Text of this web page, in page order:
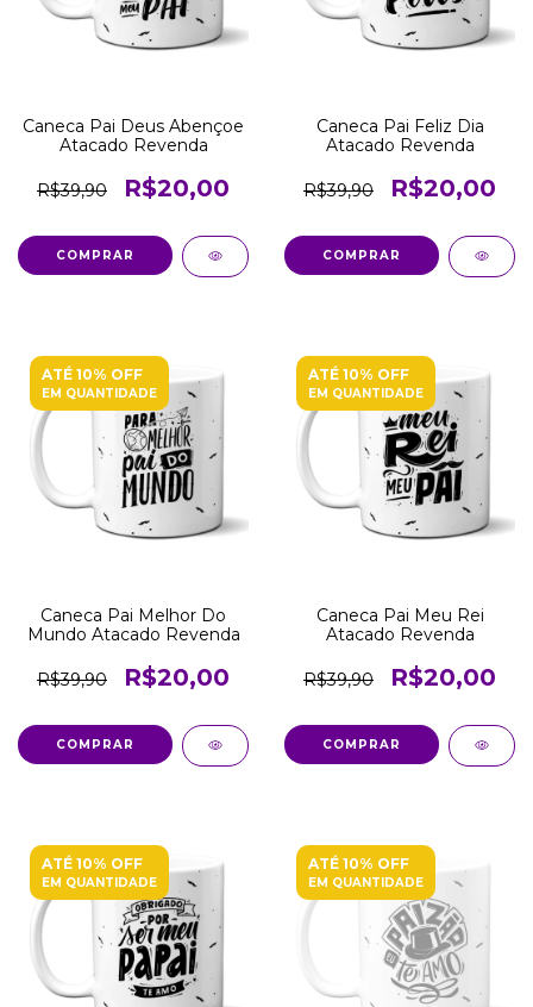
Caneca Pai Deus Abençoe
Atacado Revenda
R$39,90 R$20,00
COMPRAR
Caneca Pai Feliz Dia
Atacado Revenda
R$39,90 R$20,00
COMPRAR
ATÉ 10% OFF
EM QUANTIDADE
Caneca Pai Melhor Do
Mundo Atacado Revenda
R$39,90 R$20,00
COMPRAR
ATÉ 10% OFF
EM QUANTIDADE
Caneca Pai Meu Rei
Atacado Revenda
R$39,90 R$20,00
COMPRAR
ATÉ 10% OFF
EM QUANTIDADE
ATÉ 10% OFF
EM QUANTIDADE